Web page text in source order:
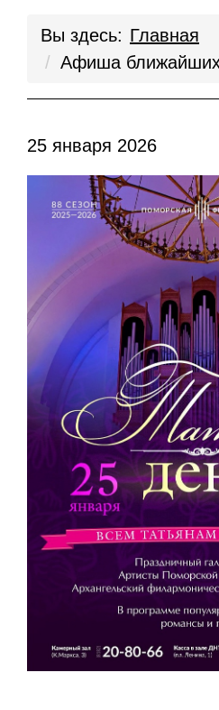
Вы здесь: Главная
Афиша ближайших
25 января 2026